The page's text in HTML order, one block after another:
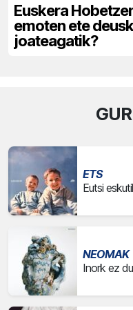
Euskera
emoten ete
joateagatik?
ETS
Eutsi
NEOMAK
Inork ez